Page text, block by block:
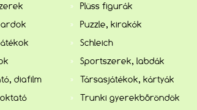
diafilm
Plüss figurák
Puzzle, kirakók
Schleich
Sportszerek, labdák
Társasjátékok, kártyák
Trunki gyerekbőröndök